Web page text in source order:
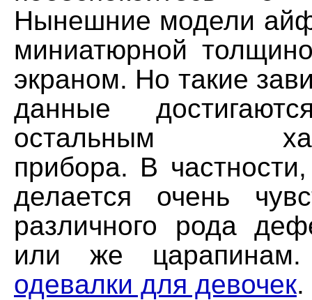
Нынешние модели
миниатюрной
экраном. Но такие
данные
остальным
прибора. В
делается очень
различного рода
или же
одевалки для девочек.